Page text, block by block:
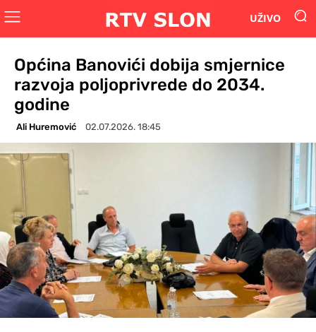
UŽIVO
Općina Banovići dobija smjernice
razvoja poljoprivrede do 2034.
godine
Ali Huremović 02.07.2026. 18:45